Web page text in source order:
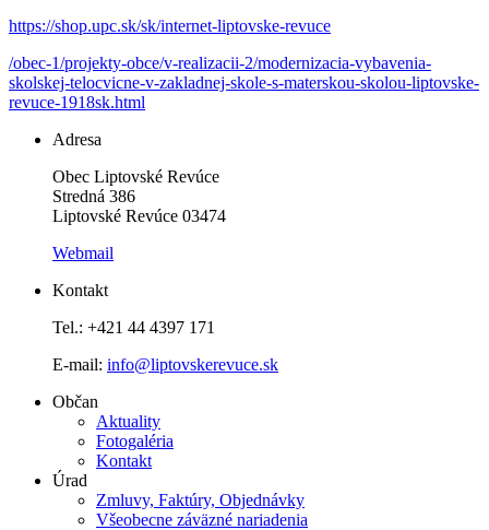
https://shop.upc.sk/sk/internet-liptovske-revuce
/obec-1/projekty-obce/v-realizacii-2/modernizacia-vybavenia-
skolskej-telocvicne-v-zakladnej-skole-s-materskou-skolou-liptovske-
revuce-1918sk.html
Adresa
Obec Liptovské Revúce
Stredná 386
Liptovské Revúce 03474
Webmail
Kontakt
Tel.: +421 44 4397 171
E-mail: info@liptovskerevuce.sk
Občan
Aktuality
Fotogaléria
Kontakt
Úrad
Zmluvy, Faktúry, Objednávky
Všeobecne záväzné nariadenia